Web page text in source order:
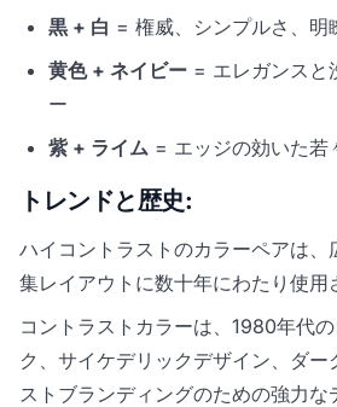
黒 + 白 = 権威、シンプルさ、明
黄色 + ネイビー = エレガンスと
ー
紫 + ライム = エッジの効いた若
トレンドと歴史:
ハイコントラストのカラーペアは、
集レイアウトに数十年にわたり使用
コントラストカラーは、1980年代
ク、サイケデリックデザイン、ダー
ストブランディングのための強力な